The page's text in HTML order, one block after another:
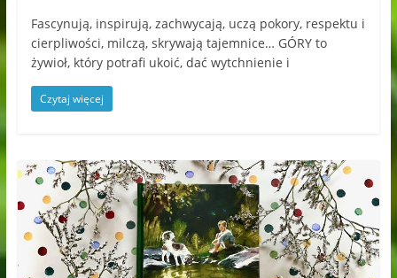
Fascynują, inspirują, zachwycają, uczą pokory, respektu i
cierpliwości, milczą, skrywają tajemnice… GÓRY to
żywioł, który potrafi ukoić, dać wytchnienie i
Czytaj więcej